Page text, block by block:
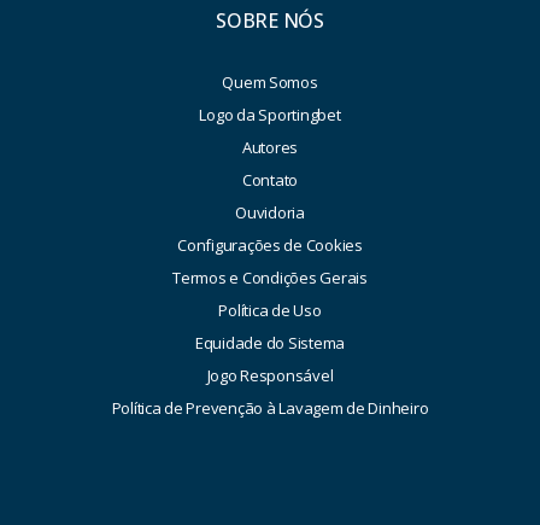
SOBRE NÓS
Quem Somos
Logo da Sportingbet
Autores
Contato
Ouvidoria
Configurações de Cookies
Termos e Condições Gerais
Política de Uso
Equidade do Sistema
Jogo Responsável
Política de Prevenção à Lavagem de Dinheiro